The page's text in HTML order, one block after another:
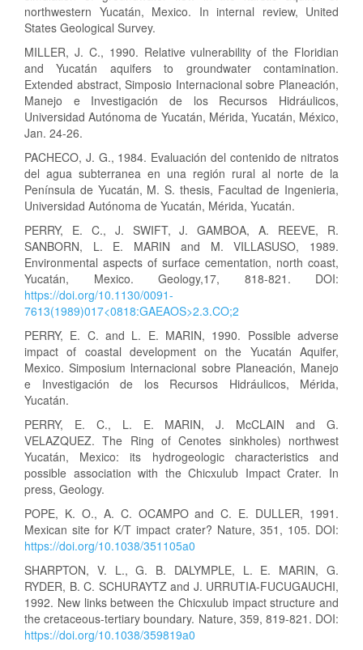
northwestern Yucatán, Mexico. In internal review, United
States Geological Survey.
MILLER, J. C., 1990. Relative vulnerability of the Floridian
and Yucatán aquifers to groundwater contamination.
Extended abstract, Simposio Internacional sobre Planeación,
Manejo e Investigación de los Recursos Hidráulicos,
Universidad Autónoma de Yucatán, Mérida, Yucatán, México,
Jan. 24-26.
PACHECO, J. G., 1984. Evaluación del contenido de nitratos
del agua subterranea en una región rural al norte de la
Península de Yucatán, M. S. thesis, Facultad de Ingenieria,
Universidad Autónoma de Yucatán, Mérida, Yucatán.
PERRY, E. C., J. SWIFT, J. GAMBOA, A. REEVE, R.
SANBORN, L. E. MARIN and M. VILLASUSO, 1989.
Environmental aspects of surface cementation, north coast,
Yucatán, Mexico. Geology,17, 818-821. DOI:
https://doi.org/10.1130/0091-
7613(1989)017<0818:GAEAOS>2.3.CO;2
PERRY, E. C. and L. E. MARIN, 1990. Possible adverse
impact of coastal development on the Yucatán Aquifer,
Mexico. Simposium lnternacional sobre Planeación, Manejo
e Investigación de los Recursos Hidráulicos, Mérida,
Yucatán.
PERRY, E. C., L. E. MARIN, J. McCLAIN and G.
VELAZQUEZ. The Ring of Cenotes sinkholes) northwest
Yucatán, Mexico: its hydrogeologic characteristics and
possible association with the Chicxulub Impact Crater. In
press, Geology.
POPE, K. O., A. C. OCAMPO and C. E. DULLER, 1991.
Mexican site for K/T impact crater? Nature, 351, 105. DOI:
https://doi.org/10.1038/351105a0
SHARPTON, V. L., G. B. DALYMPLE, L. E. MARIN, G.
RYDER, B. C. SCHURAYTZ and J. URRUTIA-FUCUGAUCHI,
1992. New links between the Chicxulub impact structure and
the cretaceous-tertiary boundary. Nature, 359, 819-821. DOI:
https://doi.org/10.1038/359819a0